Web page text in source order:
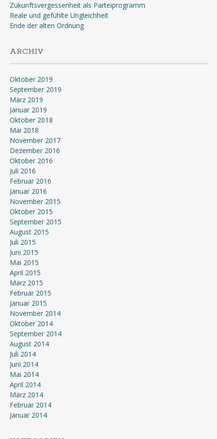
Zukunftsvergessenheit als Parteiprogramm
Reale und gefühlte Ungleichheit
Ende der alten Ordnung
ARCHIV
Oktober 2019
September 2019
März 2019
Januar 2019
Oktober 2018
Mai 2018
November 2017
Dezember 2016
Oktober 2016
Juli 2016
Februar 2016
Januar 2016
November 2015
Oktober 2015
September 2015
August 2015
Juli 2015
Juni 2015
Mai 2015
April 2015
März 2015
Februar 2015
Januar 2015
November 2014
Oktober 2014
September 2014
August 2014
Juli 2014
Juni 2014
Mai 2014
April 2014
März 2014
Februar 2014
Januar 2014